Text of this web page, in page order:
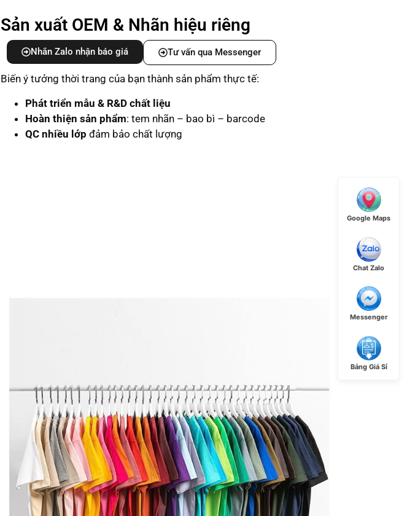
Google Maps
Chat Zalo
Messenger
Bảng Giá Sỉ
Sản xuất OEM & Nhãn hiệu riêng
Nhắn Zalo nhận báo giá Tư vấn qua Messenger
Biến ý tưởng thời trang của bạn thành sản phẩm thực tế:
Phát triển mẫu & R&D chất liệu
Hoàn thiện sản phẩm: tem nhãn – bao bì – barcode
QC nhiều lớp đảm bảo chất lượng